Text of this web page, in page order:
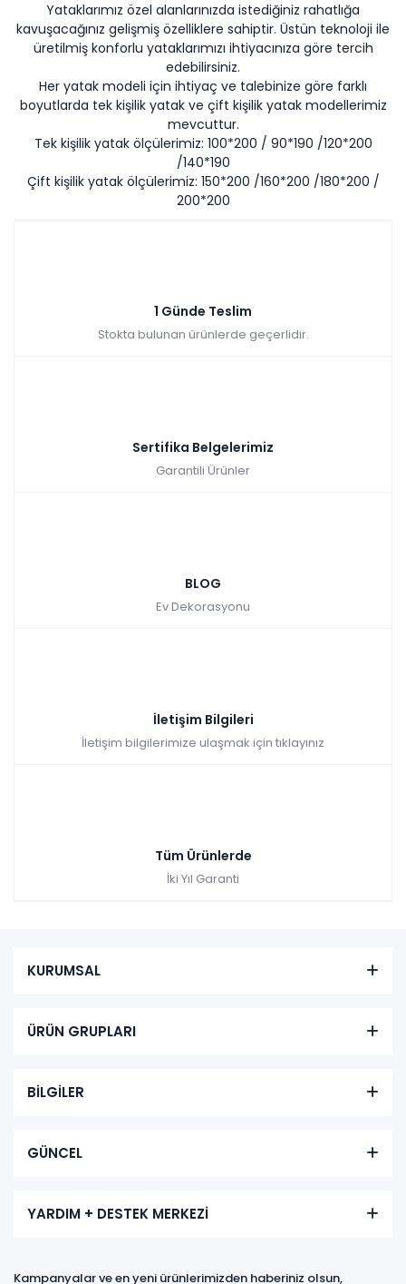
Yataklarımız özel alanlarınızda istediğiniz rahatlığa
kavuşacağınız gelişmiş özelliklere sahiptir. Üstün teknoloji ile
üretilmiş konforlu yataklarımızı ihtiyacınıza göre tercih
edebilirsiniz.
Her yatak modeli için ihtiyaç ve talebinize göre farklı
boyutlarda tek kişilik yatak ve çift kişilik yatak modellerimiz
mevcuttur.
Tek kişilik yatak ölçülerimiz: 100*200 / 90*190 /120*200
/140*190
Çift kişilik yatak ölçülerimiz: 150*200 /160*200 /180*200 /
200*200
1 Günde Teslim
Stokta bulunan ürünlerde geçerlidir.
Sertifika Belgelerimiz
Garantili Ürünler
BLOG
Ev Dekorasyonu
İletişim Bilgileri
İletişim bilgilerimize ulaşmak için tıklayınız
Tüm Ürünlerde
İki Yıl Garanti
KURUMSAL
ÜRÜN GRUPLARI
BİLGİLER
GÜNCEL
YARDIM + DESTEK MERKEZİ
Kampanyalar ve en yeni ürünlerimizden haberiniz olsun,